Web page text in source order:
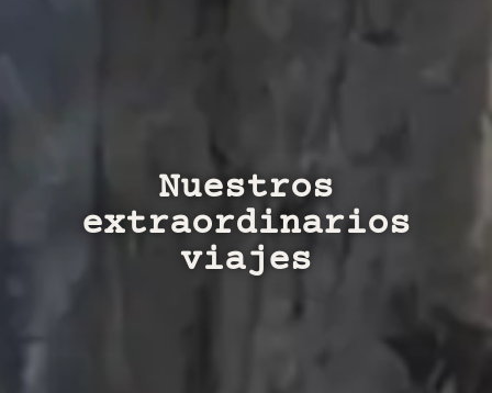
Nuestros
extraordinarios
viajes